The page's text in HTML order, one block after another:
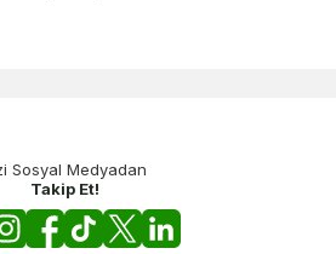
Sosyal Medyadan
Takip Et!